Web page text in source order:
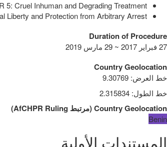
5: Cruel Inhuman and Degrading Treatment
Liberty and Protection from Arbitrary Arrest
Duration of Procedure
27 فبراير 2017 ~ 29 مارس 2019
Country Geolocation
خط العرض:
9.30769
خط الطول:
2.315834
Country Geolocation
(مرتبط AfCHPR Ruling
)
Benin
المستندات الأولية